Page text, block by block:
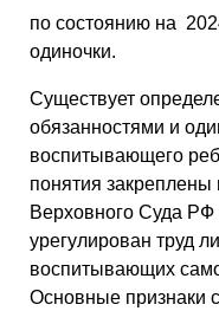
по состоянию на
одиночки.
Существует
обязанностями и
воспитывающего
понятия
Верховного Суда РФ
урегулирован труд
воспитывающих
Основные признаки